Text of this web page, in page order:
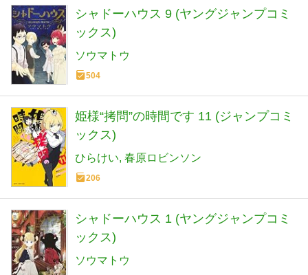
シャドーハウス 9 (ヤングジャンプコミ
ックス)
ソウマトウ
504
姫様“拷問”の時間です 11 (ジャンプコミ
ックス)
ひらけい 春原ロビンソン
206
シャドーハウス 1 (ヤングジャンプコミ
ックス)
ソウマトウ